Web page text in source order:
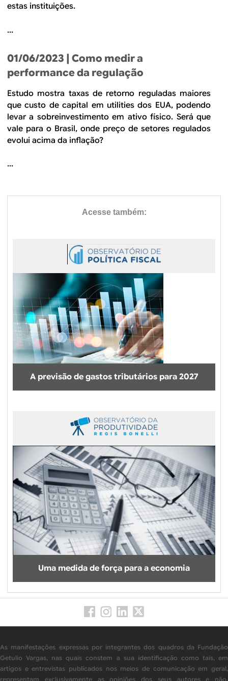
estas instituições.
...
01/06/2023 | Como medir a
performance da regulação
Estudo mostra taxas de retorno reguladas maiores
que custo de capital em utilities dos EUA, podendo
levar a sobreinvestimento em ativo físico. Será que
vale para o Brasil, onde preço de setores regulados
evolui acima da inflação?
...
A previsão de gastos tributários para 2027
Uma medida de força para a economia
As manifestações expressas por integrantes dos quadros da Fundação
Getulio Vargas, nas quais constem a sua identificação como tais, em
artigos e entrevistas publicados nos meios de comunicação em geral,
representam exclusivamente as opiniões dos seus autores e não,